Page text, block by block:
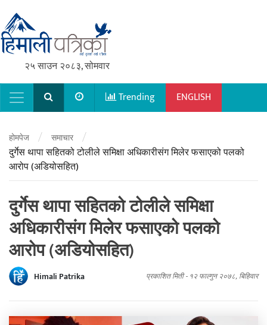
२५ साउन २०८३, सोमवार
Main NavigationTrending ENGLISH
होमपेज / समाचार /
दुर्गेस थापा सहितको टोलीले समिक्षा अधिकारीसंग मिलेर फसाएको पलको
आरोप (अडियोसहित)
दुर्गेस थापा सहितको टोलीले समिक्षा
अधिकारीसंग मिलेर फसाएको पलको
आरोप (अडियोसहित)
Himali Patrika प्रकाशित मिती - १२ फाल्गुन २०७८, बिहिवार